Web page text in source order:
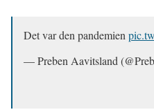
Det var den pandemien
— Preben Aavitsland